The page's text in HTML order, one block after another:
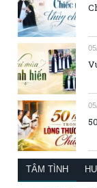
TÂM TÌNH